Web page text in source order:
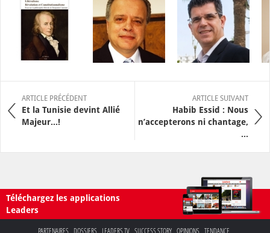
ARTICLE PRÉCÉDENT
Et la Tunisie devint Allié
Majeur…!
ARTICLE SUIVANT
Habib Essid : Nous
n’accepterons ni chantage,
...
Téléchargez les applications
Leaders
PARTENAIRES DOSSIERS LEADERS TV SUCCESS STORY OPINIONS TENDANCE